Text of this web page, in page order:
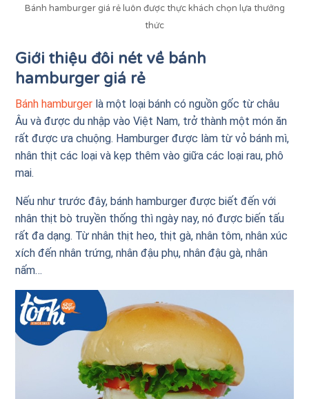
Bánh hamburger giá rẻ luôn được thực khách chọn lựa thưởng
thức
Giới thiệu đôi nét về bánh
hamburger giá rẻ
Bánh hamburger là một loại bánh có nguồn gốc từ châu
Âu và được du nhập vào Việt Nam, trở thành một món ăn
rất được ưa chuộng. Hamburger được làm từ vỏ bánh mì,
nhân thịt các loại và kẹp thêm vào giữa các loại rau, phô
mai.
Nếu như trước đây, bánh hamburger được biết đến với
nhân thịt bò truyền thống thì ngày nay, nó được biến tấu
rất đa dạng. Từ nhân thịt heo, thịt gà, nhân tôm, nhân xúc
xích đến nhân trứng, nhân đậu phụ, nhân đậu gà, nhân
nấm…